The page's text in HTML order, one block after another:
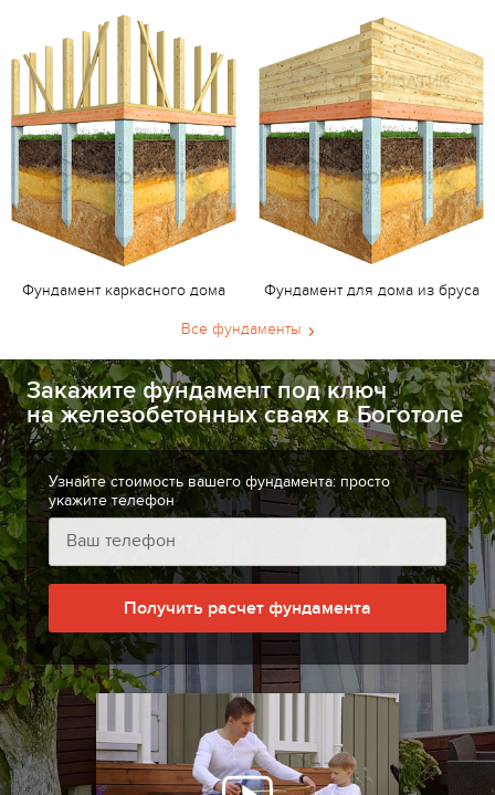
Фундамент каркасного дома Фундамент для дома из бруса
Все фундаменты
Закажите фундамент под ключ
на железобетонных сваях в Боготоле
Узнайте стоимость вашего фундамента: просто
укажите телефон
Получить расчет фундамента